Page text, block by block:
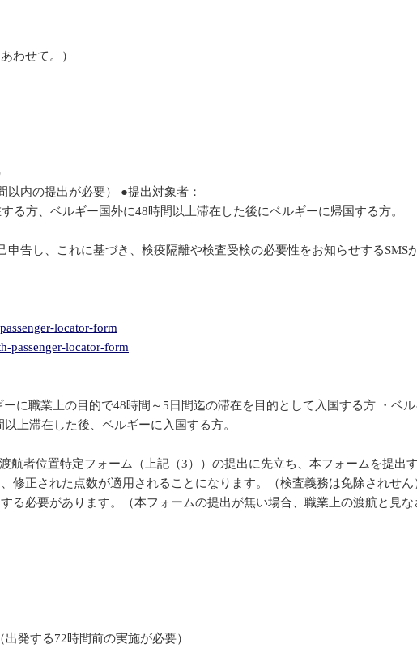
わせて。）
以内の提出が必要） ●提出対象者：
る方、ベルギー国外に48時間以上滞在した後にベルギーに帰国する方。
告し、これに基づき、検疫隔離や検査受検の必要性をお知らせするSMS
locator-form
passenger-locator-form
に職業上の目的で48時間～5日間迄の滞在を目的として入国する方 ・ベ
上滞在した後、ベルギーに入国する方。
航者位置特定フォーム（上記（3））の提出に先立ち、本フォームを提出
修正された点数が適用されることになります。（検査義務は免除されせん
る必要があります。（本フォームの提出が無い場合、職業上の渡航と見な
発する72時間前の実施が必要）